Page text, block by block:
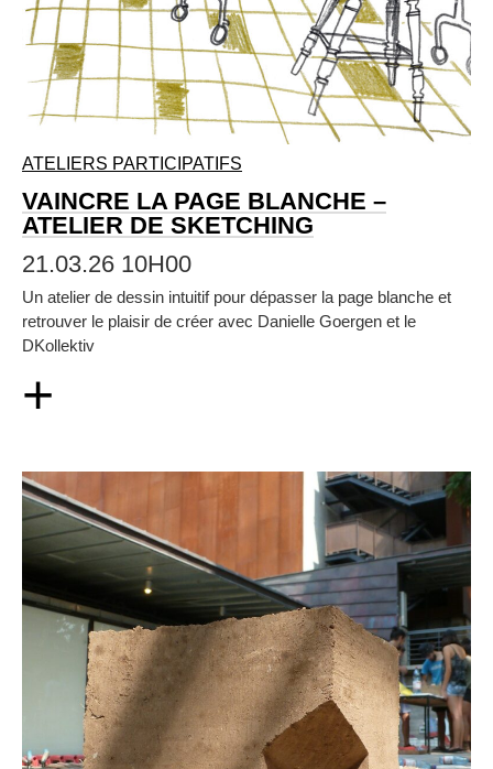
ATELIERS PARTICIPATIFS
VAINCRE LA PAGE BLANCHE –
ATELIER DE SKETCHING
21.03.26 10H00
Un atelier de dessin intuitif pour dépasser la page blanche et
retrouver le plaisir de créer avec Danielle Goergen et le
DKollektiv
+